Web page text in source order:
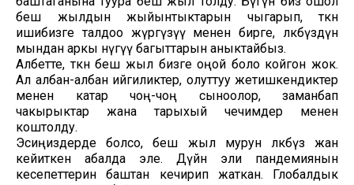
беш жылдын жыйынтыктарын чыгарып, өткөн
ишибизге талдоо жүргүзүү менен бирге, өлкөбүздүн
мындан аркы өнүгүү багыттарын аныктайбыз.
Албетте, өткөн беш жыл бизге оңой боло койгон жок.
Ал албан-албан ийгиликтер, олуттуу жетишкендиктер
менен катар чоң-чоң сыноолор, заманбап
чакырыктар жана тарыхый чечимдер менен
коштолду.
Эсиңиздерде болсо, беш жыл мурун өлкөбүз жан
кейиткен абалда эле. Дүйнө эли пандемиянын
кесепеттерин баштан кечирип жаткан. Глобалдык